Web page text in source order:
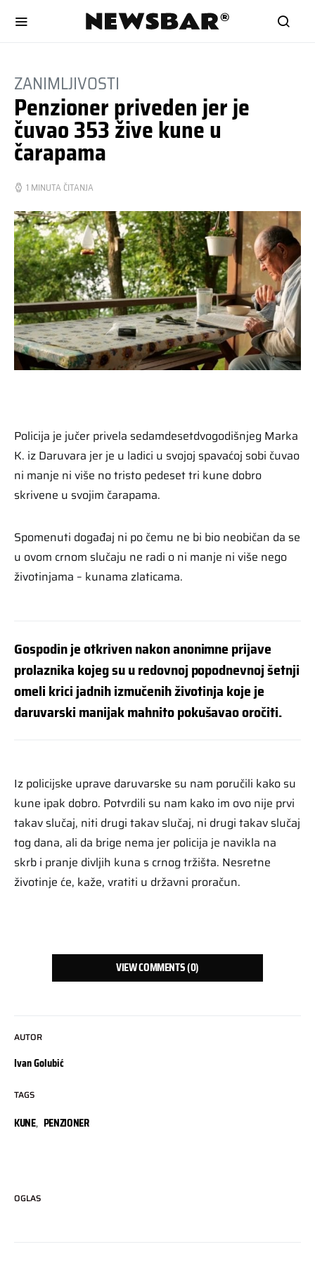
ZANIMLJIVOSTI
Penzioner priveden jer je
čuvao 353 žive kune u
čarapama
1 MINUTA ČITANJA
AUTOR
Ivan Golubić
TAGS
KUNE, PENZIONER
Policija je jučer privela sedamdesetdvogodišnjeg Marka
K. iz Daruvara jer je u ladici u svojoj spavaćoj sobi čuvao
ni manje ni više no tristo pedeset tri kune dobro
skrivene u svojim čarapama.
Spomenuti događaj ni po čemu ne bi bio neobičan da se
u ovom crnom slučaju ne radi o ni manje ni više nego
životinjama – kunama zlaticama.
Gospodin je otkriven nakon anonimne prijave
prolaznika kojeg su u redovnoj popodnevnoj šetnji
omeli krici jadnih izmučenih životinja koje je
daruvarski manijak mahnito pokušavao oročiti.
Iz policijske uprave daruvarske su nam poručili kako su
kune ipak dobro. Potvrdili su nam kako im ovo nije prvi
takav slučaj, niti drugi takav slučaj, ni drugi takav slučaj
tog dana, ali da brige nema jer policija je navikla na
skrb i pranje divljih kuna s crnog tržišta. Nesretne
životinje će, kaže, vratiti u državni proračun.
VIEW COMMENTS (0)
OGLAS